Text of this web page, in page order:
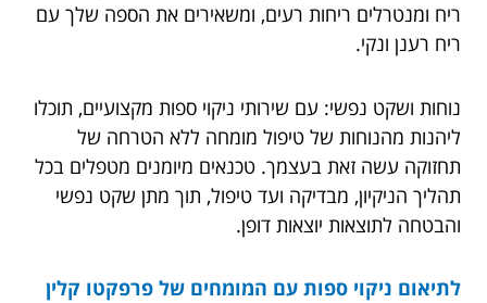
ריח ומנטרלים ריחות רעים, ומשאירים את הספה שלך עם
ריח רענן ונקי.
נוחות ושקט נפשי: עם שירותי ניקוי ספות מקצועיים, תוכלו
ליהנות מהנוחות של טיפול מומחה ללא הטרחה של
תחזוקה עשה זאת בעצמך. טכנאים מיומנים מטפלים בכל
תהליך הניקיון, מבדיקה ועד טיפול, תוך מתן שקט נפשי
והבטחה לתוצאות יוצאות דופן.
לתיאום ניקוי ספות עם המומחים של פרפקטו קלין